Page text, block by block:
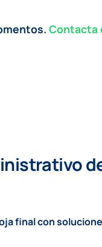
Contacta
final con